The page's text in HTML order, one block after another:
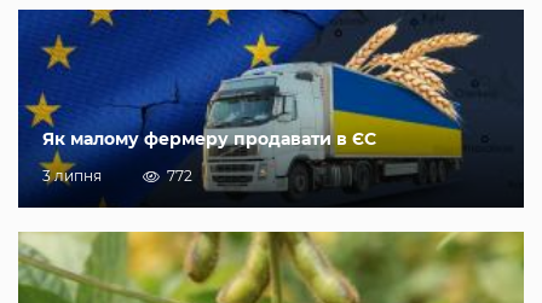
Як малому фермеру продавати в ЄС
3 липня 772